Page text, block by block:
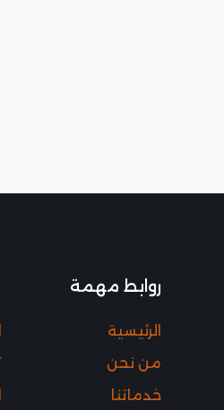
روابط مهمة
الرئيسية
من نحن
خدماتنا